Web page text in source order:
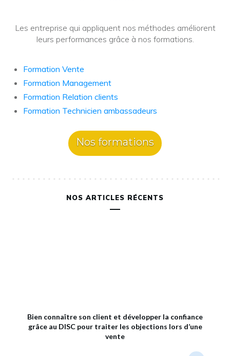
Les entreprise qui appliquent nos méthodes améliorent
leurs performances grâce à nos formations.
Formation Vente
Formation Management
Formation Relation clients
Formation Technicien ambassadeurs
Nos formations
NOS ARTICLES RÉCENTS
Bien connaître son client et développer la confiance
grâce au DISC pour traiter les objections lors d’une
vente